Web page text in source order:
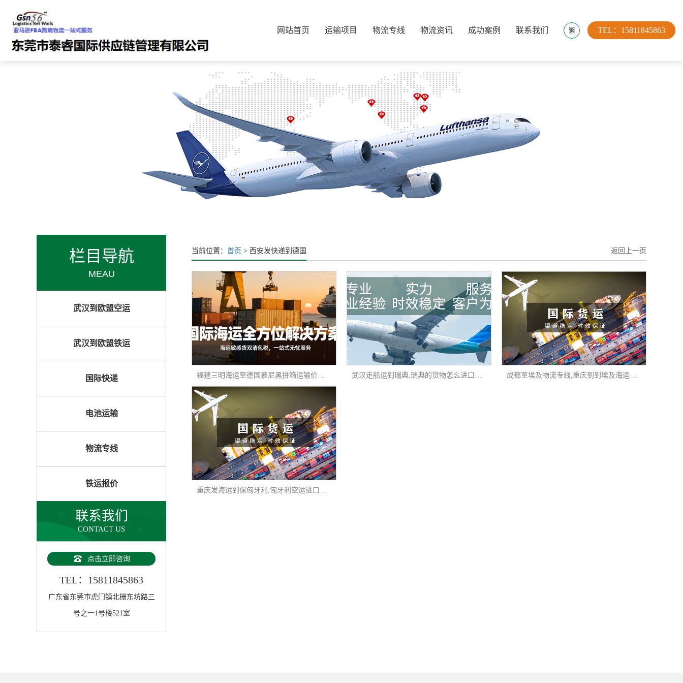
TEL：15811845863
繁
网站首页 运输项目 物流专线 物流资讯 成功案例 联系我们
栏目导航
MEAU
武汉到欧盟空运
武汉到欧盟铁运
国际快递
电池运输
物流专线
铁运报价
联系我们
CONTACT US
点击立即咨询
TEL：15811845863
广东省东莞市虎门镇北栅东坊路三
号之一1号楼521室
当前位置：首页 > 西安发快递到德国 返回上一页
福建三明海运至德国慕尼黑拼箱运输价格分析 武汉走船运到瑞典,瑞典的货物怎么进口到中国 成都至埃及物流专线,重庆到到埃及海运运输流程
重庆发海运到保匈牙利,匈牙利空运进口产品到中国